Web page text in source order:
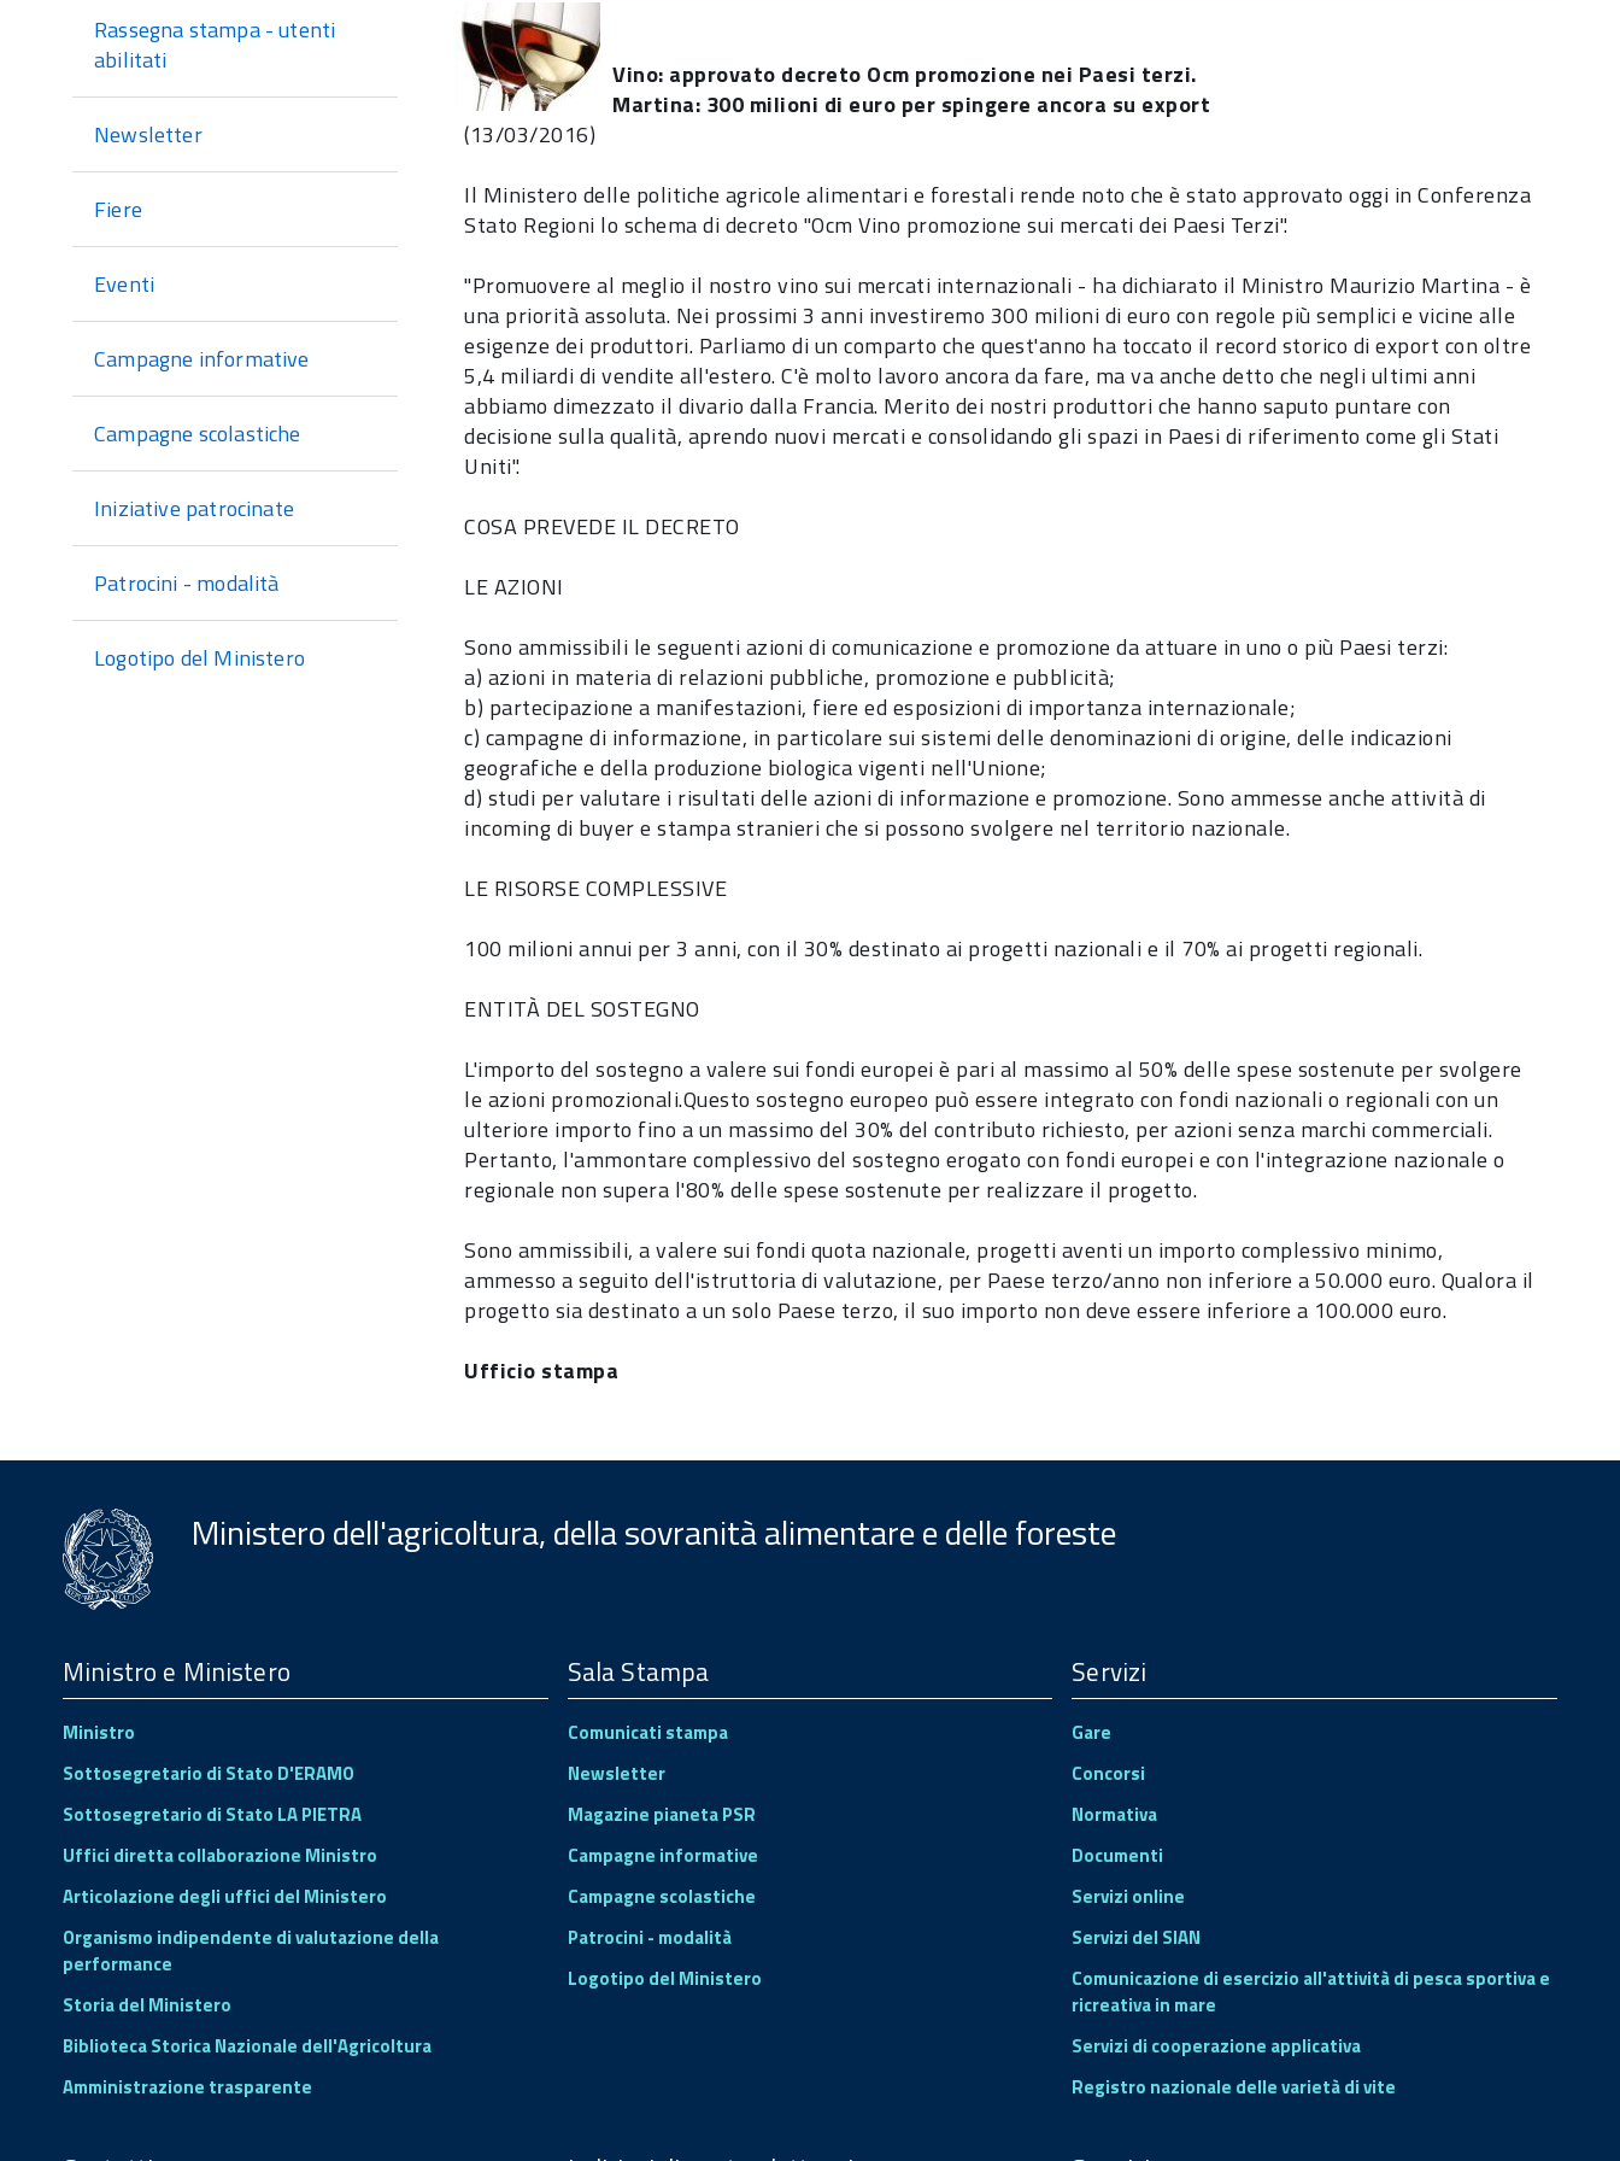
sezione
Rassegna stampa - utenti
abilitati
Newsletter
Fiere
Eventi
Campagne informative
Campagne scolastiche
Iniziative patrocinate
Patrocini - modalità
Logotipo del Ministero
Vino: approvato decreto Ocm promozione nei Paesi terzi.
Martina: 300 milioni di euro per spingere ancora su export
(13/03/2016)
Il Ministero delle politiche agricole alimentari e forestali rende noto che è stato approvato oggi in Conferenza
Stato Regioni lo schema di decreto "Ocm Vino promozione sui mercati dei Paesi Terzi".
"Promuovere al meglio il nostro vino sui mercati internazionali - ha dichiarato il Ministro Maurizio Martina - è
una priorità assoluta. Nei prossimi 3 anni investiremo 300 milioni di euro con regole più semplici e vicine alle
esigenze dei produttori. Parliamo di un comparto che quest'anno ha toccato il record storico di export con oltre
5,4 miliardi di vendite all'estero. C'è molto lavoro ancora da fare, ma va anche detto che negli ultimi anni
abbiamo dimezzato il divario dalla Francia. Merito dei nostri produttori che hanno saputo puntare con
decisione sulla qualità, aprendo nuovi mercati e consolidando gli spazi in Paesi di riferimento come gli Stati
Uniti".
COSA PREVEDE IL DECRETO
LE AZIONI
Sono ammissibili le seguenti azioni di comunicazione e promozione da attuare in uno o più Paesi terzi:
a) azioni in materia di relazioni pubbliche, promozione e pubblicità;
b) partecipazione a manifestazioni, fiere ed esposizioni di importanza internazionale;
c) campagne di informazione, in particolare sui sistemi delle denominazioni di origine, delle indicazioni
geografiche e della produzione biologica vigenti nell'Unione;
d) studi per valutare i risultati delle azioni di informazione e promozione. Sono ammesse anche attività di
incoming di buyer e stampa stranieri che si possono svolgere nel territorio nazionale.
LE RISORSE COMPLESSIVE
100 milioni annui per 3 anni, con il 30% destinato ai progetti nazionali e il 70% ai progetti regionali.
ENTITÀ DEL SOSTEGNO
L'importo del sostegno a valere sui fondi europei è pari al massimo al 50% delle spese sostenute per svolgere
le azioni promozionali.Questo sostegno europeo può essere integrato con fondi nazionali o regionali con un
ulteriore importo fino a un massimo del 30% del contributo richiesto, per azioni senza marchi commerciali.
Pertanto, l'ammontare complessivo del sostegno erogato con fondi europei e con l'integrazione nazionale o
regionale non supera l'80% delle spese sostenute per realizzare il progetto.
Sono ammissibili, a valere sui fondi quota nazionale, progetti aventi un importo complessivo minimo,
ammesso a seguito dell'istruttoria di valutazione, per Paese terzo/anno non inferiore a 50.000 euro. Qualora il
progetto sia destinato a un solo Paese terzo, il suo importo non deve essere inferiore a 100.000 euro.
Ufficio stampa
Ministero dell'agricoltura, della sovranità alimentare e delle foreste
Menu
Footer
Ministro e Ministero
Ministro
Sottosegretario di Stato D'ERAMO
Sottosegretario di Stato LA PIETRA
Uffici diretta collaborazione Ministro
Articolazione degli uffici del Ministero
Organismo indipendente di valutazione della
performance
Storia del Ministero
Biblioteca Storica Nazionale dell'Agricoltura
Amministrazione trasparente
Sala Stampa
Comunicati stampa
Newsletter
Magazine pianeta PSR
Campagne informative
Campagne scolastiche
Patrocini - modalità
Logotipo del Ministero
Servizi
Gare
Concorsi
Normativa
Documenti
Servizi online
Servizi del SIAN
Comunicazione di esercizio all'attività di pesca sportiva e
ricreativa in mare
Servizi di cooperazione applicativa
Registro nazionale delle varietà di vite